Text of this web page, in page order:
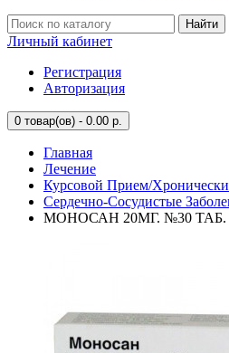
Найти
Личный кабинет
Регистрация
Авторизация
0 товар(ов) - 0.00 р.
Главная
Лечение
Курсовой Прием/
Сердечно-Сосудистые
МОНОСАН 20МГ. №30